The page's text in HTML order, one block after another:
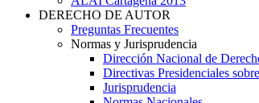
DERECHO DE AUTOR
Preguntas Frecuentes
Normas y Jurisprudencia
Dirección Nacional de
Directivas Presidenciales
Jurisprudencia